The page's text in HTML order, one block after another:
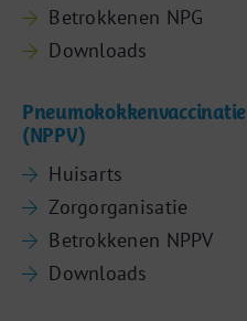
Betrokkenen NPG
Downloads
Pneumokokkenvaccinatie
(NPPV)
Huisarts
Zorgorganisatie
Betrokkenen NPPV
Downloads